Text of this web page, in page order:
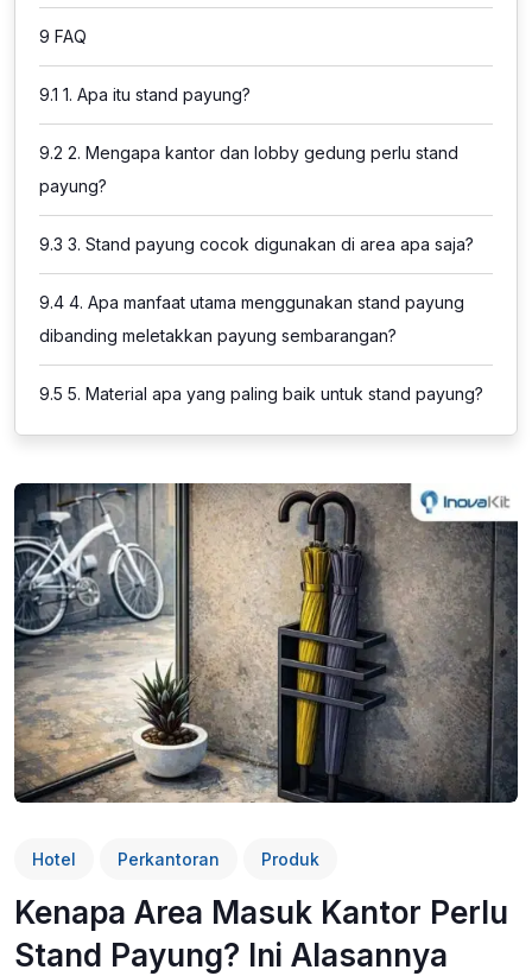
9 FAQ
9.1 1. Apa itu stand payung?
9.2 2. Mengapa kantor dan lobby gedung perlu stand
payung?
9.3 3. Stand payung cocok digunakan di area apa saja?
9.4 4. Apa manfaat utama menggunakan stand payung
dibanding meletakkan payung sembarangan?
9.5 5. Material apa yang paling baik untuk stand payung?
Hotel Perkantoran Produk
Kenapa Area Masuk Kantor Perlu
Stand Payung? Ini Alasannya